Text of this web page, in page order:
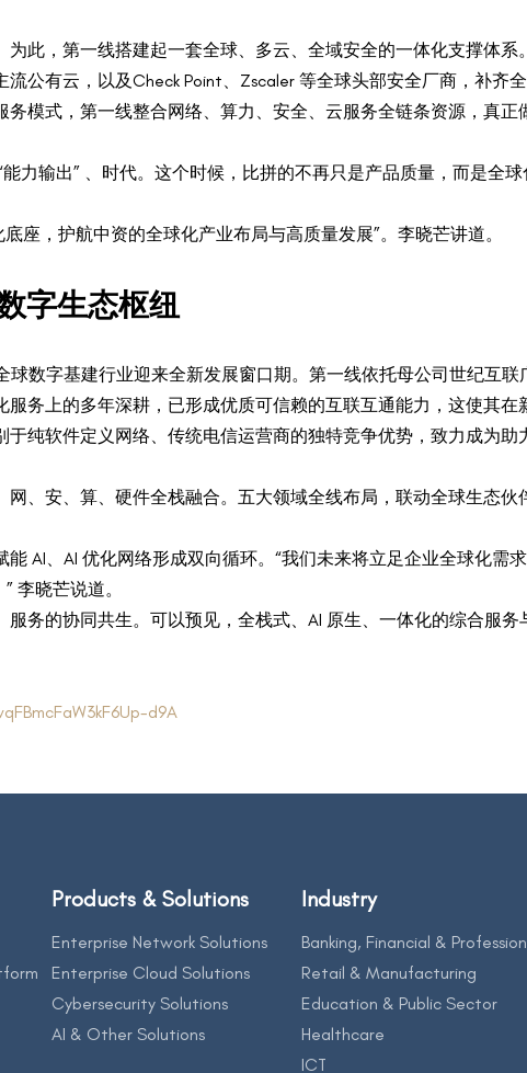
此，第一线搭建起一套全球、多云、全域安全的一体化支撑体系
公有云，以及Check Point、Zscaler 等全球头部安全厂商，补齐
务模式，第一线整合网络、算力、安全、云服务全链条资源，真
力输出” 、时代。这个时候，比拼的不再只是产品质量，而是全
座，护航中资的全球化产业布局与高质量发展”。李晓芒讲道。
字生态枢纽
球数字基建行业迎来全新发展窗口期。第一线依托母公司世纪互
务上的多年深耕，已形成优质可信赖的互联互通能力，这使其在
纯软件定义网络、传统电信运营商的独特竞争优势，致力成为助
、安、算、硬件全栈融合。五大领域全线布局，联动全球生态
AI、AI 优化网络形成双向循环。“我们未来将立足企业全球化需
李晓芒说道。
务的协同共生。可以预见，全栈式、AI 原生、一体化的综合服
d9A
Products & Solutions
Enterprise Network Solutions
Enterprise Cloud Solutions
Cybersecurity Solutions
AI & Other Solutions
Industry
Banking, Financial &
Retail & Manufacturing
Education & Public Sector
Healthcare
ICT